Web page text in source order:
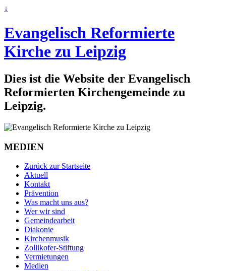
↓
Evangelisch Reformierte
Kirche zu Leipzig
Dies ist die Website der Evangelisch
Reformierten Kirchengemeinde zu
Leipzig.
MEDIEN
Zurück zur Startseite
Aktuell
Kontakt
Prävention
Was macht uns aus?
Wer wir sind
Gemeindearbeit
Diakonie
Kirchenmusik
Zollikofer-Stiftung
Vermietungen
Medien